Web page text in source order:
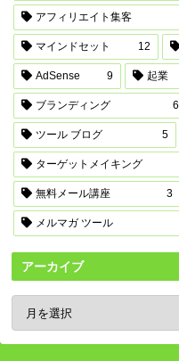
アフィリエイト集客
マインドセット 12
AdSense 9 起業
ブランディング 6
ツール ブログ 5
ターゲットメイキング
無料メール講座 3
メルマガ ツール
アーカイブ